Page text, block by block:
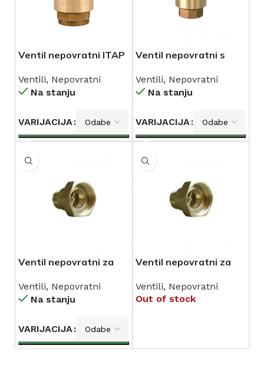
Ventil nepovratni ITAP
Ventili, Nepovratni
Na stanju
VARIJACIJA
Ventil nepovratni s
membranom
Ventili, Nepovratni
Na stanju
VARIJACIJA
Ventil nepovratni za
Ventili, Nepovratni
Na stanju
VARIJACIJA
Ventil nepovratni za
Ventili, Nepovratni
Out of stock